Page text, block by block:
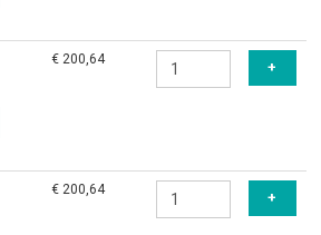
€ 200,64
€ 200,64